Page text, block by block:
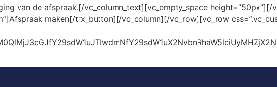
van de afspraak.[/vc_column_text][vc_empty_space height=”50px”][/
maken[/trx_button][/vc_column][/vc_row][vc_row